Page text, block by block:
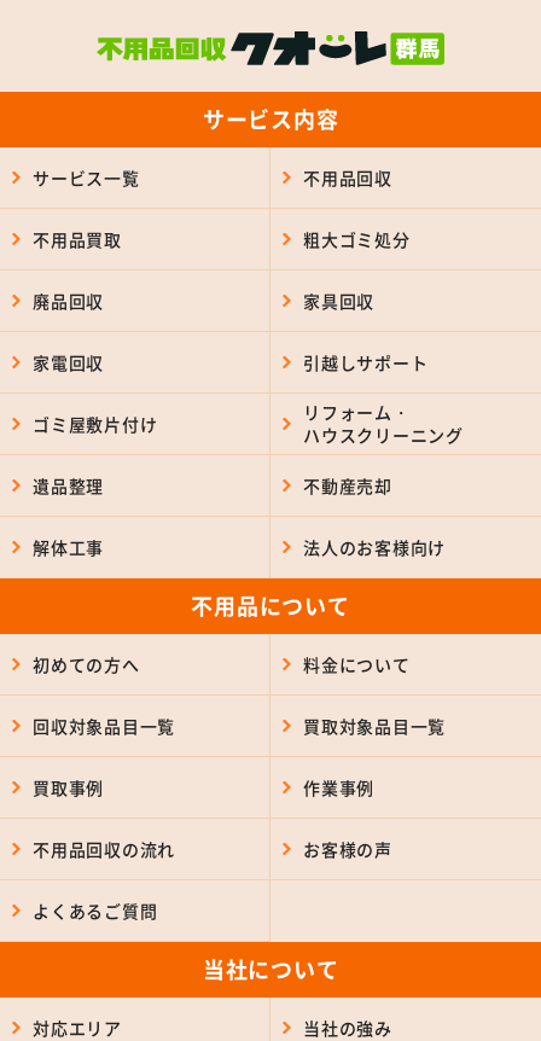
サービス内容
サービス一覧 不用品回収
不用品買取 粗大ゴミ処分
廃品回収 家具回収
家電回収 引越しサポート
ゴミ屋敷片付け
リフォーム・
ハウスクリーニング
遺品整理 不動産売却
解体工事 法人のお客様向け
不用品について
初めての方へ 料金について
回収対象品目一覧 買取対象品目一覧
買取事例 作業事例
不用品回収の流れ お客様の声
よくあるご質問
当社について
対応エリア 当社の強み